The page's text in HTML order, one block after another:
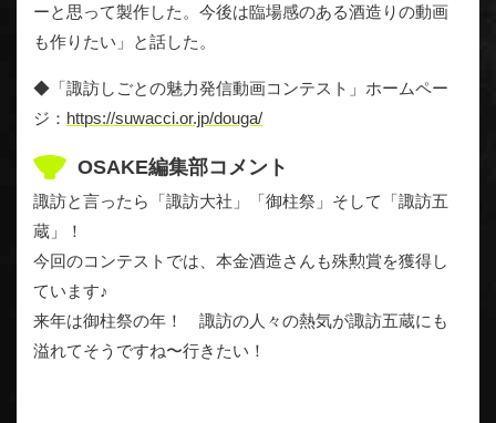
ーと思って製作した。今後は臨場感のある酒造りの動画
も作りたい」と話した。
◆「諏訪しごとの魅力発信動画コンテスト」ホームペー
ジ： https://suwacci.or.jp/douga/
OSAKE編集部コメント
諏訪と言ったら「諏訪大社」「御柱祭」そして「諏訪五
蔵」！
今回のコンテストでは、本金酒造さんも殊勲賞を獲得し
ています♪
来年は御柱祭の年！ 諏訪の人々の熱気が諏訪五蔵にも
溢れてそうですね〜行きたい！